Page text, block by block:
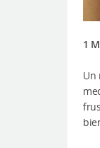
1
Un